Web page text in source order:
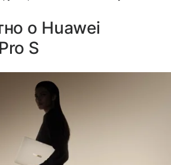
о Huawei
S